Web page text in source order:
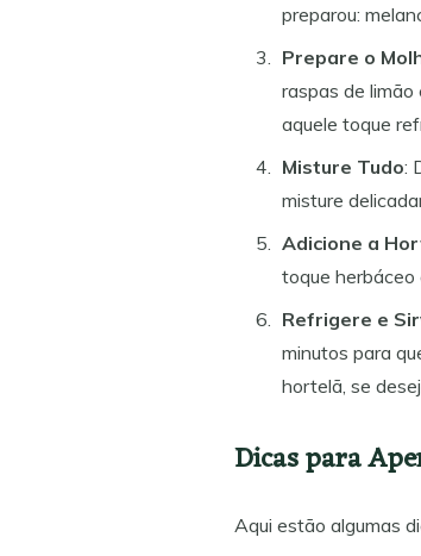
preparou:
Prepare o
raspas de
aquele toque
Misture Tudo:
misture
Adicione a
toque herbáceo
Refrigere e
minutos para
hortelã, se
Dicas para
Aqui estão algumas